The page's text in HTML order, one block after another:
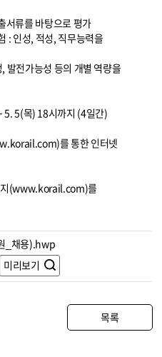
서류를 바탕으로 평가
: 인성, 적성, 직무능력을
발전가능성 등의 개별 역량을
5. 5(목) 18시까지 (4일간)
를 통한 인터넷
지(www.korail.com)를
_채용).hwp
미리보기
목록